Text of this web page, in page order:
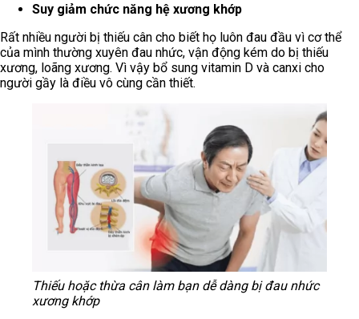
Suy giảm chức năng hệ xương khớp
Rất nhiều người bị thiếu cân cho biết họ luôn đau đầu vì cơ thể
của mình thường xuyên đau nhức, vận động kém do bị thiếu
xương, loãng xương. Vì vậy bổ sung vitamin D và canxi cho
người gầy là điều vô cùng cần thiết.
Thiếu hoặc thừa cân làm bạn dễ dàng bị đau nhức
xương khớp